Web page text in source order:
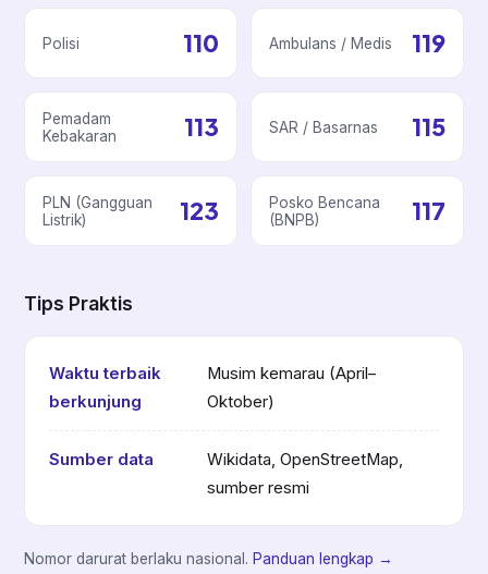
Polisi 110 Ambulans / Medis 119
Pemadam
Kebakaran
113 SAR / Basarnas 115
PLN (Gangguan
Listrik)
123
Posko Bencana
(BNPB)
117
Tips Praktis
Waktu terbaik
berkunjung
Musim kemarau (April–
Oktober)
Sumber data
Wikidata, OpenStreetMap,
sumber resmi
Nomor darurat berlaku nasional. Panduan lengkap →